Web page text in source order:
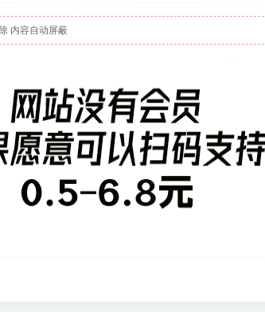
内容自动屏蔽